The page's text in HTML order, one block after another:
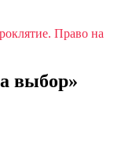
Право на
выбор»